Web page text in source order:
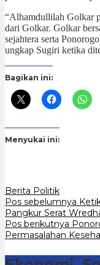
“Alhamdullilah Golkar
dari Golkar. Golkar
sejahtera serta
ungkap Sugiri ketika
Bagikan ini:
Menyukai ini:
Berita Politik
Navigasi
pos
Pos sebelumnya
Pangkur Serat
Pos berikutnya
Permasalahan